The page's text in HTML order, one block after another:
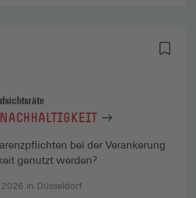
in Düsseldorf
bei der Verankerung
genutzt werden?